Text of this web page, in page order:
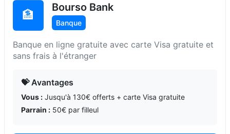
🏦
Bourso Bank
Banque
Banque en ligne gratuite avec carte Visa gratuite et
sans frais à l'étranger
💝 Avantages
Vous : Jusqu'à 130€ offerts + carte Visa gratuite
Parrain : 50€ par filleul